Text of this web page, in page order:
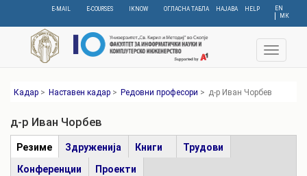
content
EN
МК
E-MAIL E-COURSES IKNOW ОГЛАСНА ТАБЛА НАЈАВА HELP
Toggle
Кадар > Наставен кадар > Редовни професори > д-р Иван Чорбев
д-р Иван Чорбев
Табови
Резиме (active
tab)
Здруженија Книги Трудови
Конференции Проекти